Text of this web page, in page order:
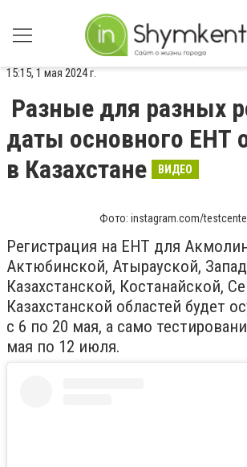
15:15, 1 мая 2024 г.
Разные для разных
даты основного ЕНТ
в Казахстане
ВИДЕО
Фото: instagram.com/
Регистрация на ЕНТ для
Актюбинской, Атырауской,
Казахстанской, Костанайской,
Казахстанской областей будет
с 6 по 20 мая, а само
мая по 12 июля.